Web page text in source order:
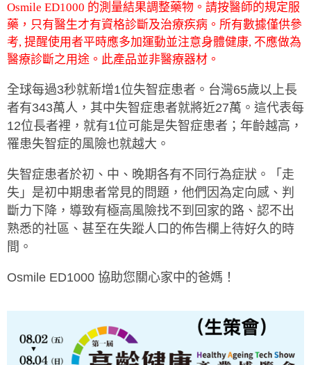
Osmile ED1000 的測量結果調整藥物。請按醫師的規定服
藥，只有醫生才有資格診斷及治療疾病。所有數據僅供參
考, 提醒使用者平時應多加運動並注意身體健康, 不應做為
醫療診斷之用途。此產品並非醫療器材。
全球每過3秒就新增1位失智症患者。台灣65歲以上長
者有343萬人，其中失智症患者就將近27萬。這代表每
12位長者裡，就有1位可能是失智症患者；年齡越高，
罹患失智症的風險也就越大。
失智症患者於初、中、晚期各有不同行為症狀。「走
失」是初中期患者常見的問題，他們因為定向感、判
斷力下降，導致有極高風險找不到回家的路、認不出
熟悉的社區、甚至在失蹤人口的佈告欄上待好久的時
間。
Osmile ED1000 協助您關心家中的爸媽！